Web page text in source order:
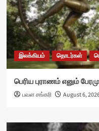
இலக்கியம் தொடர்கள்
பெரிய புராணம் எனும்
பவள சங்கரி August 6,